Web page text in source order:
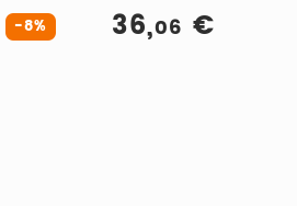
-8% 36,06 €